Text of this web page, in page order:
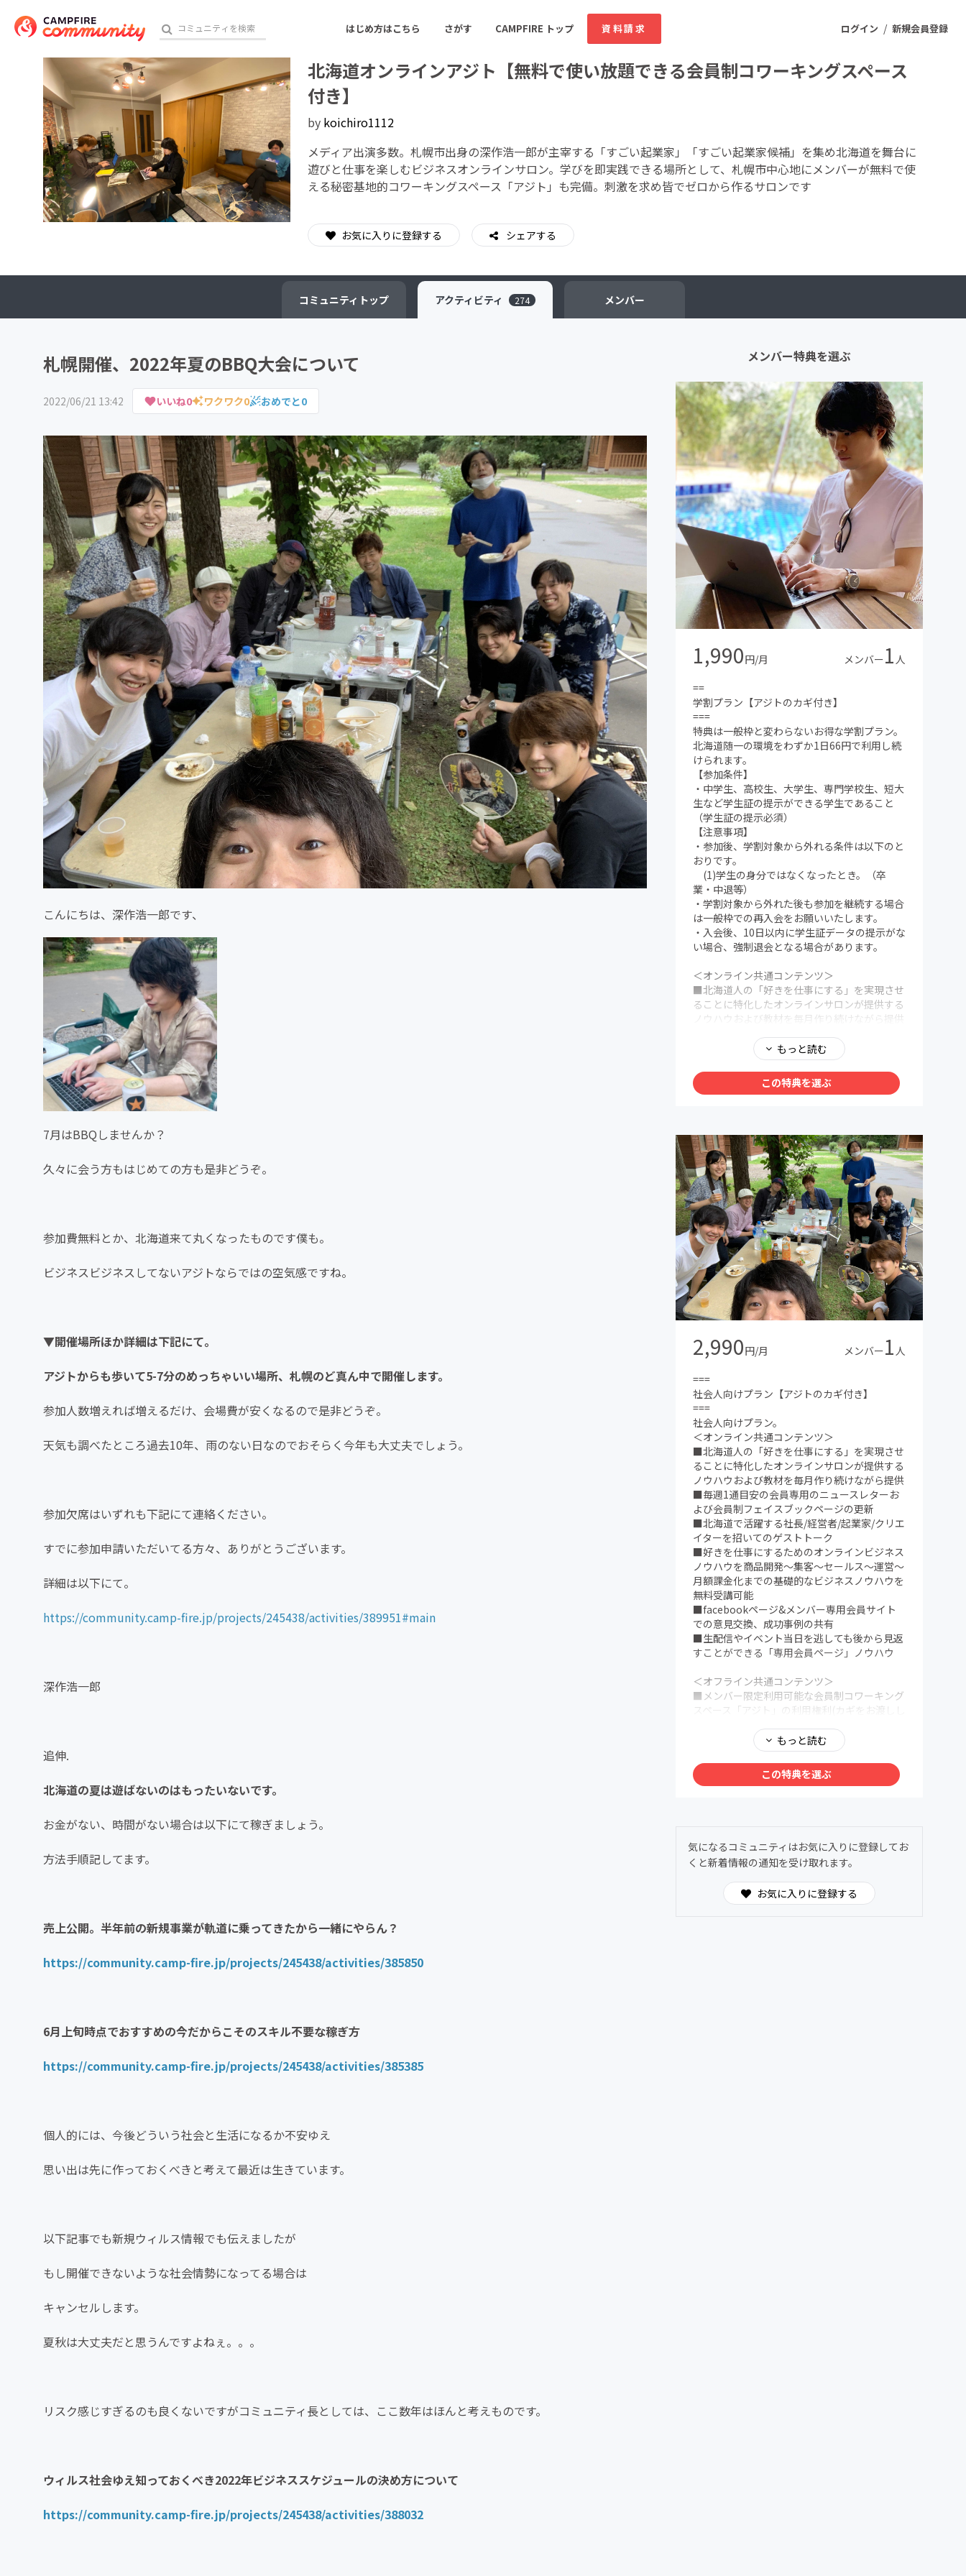
ログイン / 新規会員登録
はじめ方はこちら さがす CAMPFIRE トップ 資料請求
おすすめのコミュニティ
アート・写真 音楽 舞台・パフォーマンス
プロダクト
テクノロジー・ガジェット
書籍・雑誌出版 アニメ・漫画
北海道オンラインアジト【無料で使い放題できる会員制コワーキングスペース
付き】
by koichiro1112
メディア出演多数。札幌市出身の深作浩一郎が主宰する「すごい起業家」「すごい起業家候補」を集め北海道を舞台に
遊びと仕事を楽しむビジネスオンラインサロン。学びを即実践できる場所として、札幌市中心地にメンバーが無料で使
える秘密基地的コワーキングスペース「アジト」も完備。刺激を求め皆でゼロから作るサロンです
お気に入りに登録する シェアする
コミュニティ トップ アクティビティ 274 メンバー
札幌開催、2022年夏のBBQ大会について
2022/06/21 13:42 いいね0 ワクワク0 おめでと0
こんにちは、深作浩一郎です、
7月はBBQしませんか？
久々に会う方もはじめての方も是非どうぞ。
参加費無料とか、北海道来て丸くなったものです僕も。
ビジネスビジネスしてないアジトならではの空気感ですね。
▼開催場所ほか詳細は下記にて。
アジトからも歩いて5-7分のめっちゃいい場所、札幌のど真ん中で開催します。
参加人数増えれば増えるだけ、会場費が安くなるので是非どうぞ。
天気も調べたところ過去10年、雨のない日なのでおそらく今年も大丈夫でしょう。
参加欠席はいずれも下記にて連絡ください。
すでに参加申請いただいてる方々、ありがとうございます。
詳細は以下にて。
https://community.camp-fire.jp/projects/245438/activities/389951#main
深作浩一郎
追伸.
北海道の夏は遊ばないのはもったいないです。
お金がない、時間がない場合は以下にて稼ぎましょう。
方法手順記してます。
売上公開。半年前の新規事業が軌道に乗ってきたから一緒にやらん？
https://community.camp-fire.jp/projects/245438/activities/385850
6月上旬時点でおすすめの今だからこそのスキル不要な稼ぎ方
https://community.camp-fire.jp/projects/245438/activities/385385
個人的には、今後どういう社会と生活になるか不安ゆえ
思い出は先に作っておくべきと考えて最近は生きています。
以下記事でも新規ウィルス情報でも伝えましたが
もし開催できないような社会情勢になってる場合は
キャンセルします。
夏秋は大丈夫だと思うんですよねぇ。。。
リスク感じすぎるのも良くないですがコミュニティ長としては、ここ数年はほんと考えものです。
ウィルス社会ゆえ知っておくべき2022年ビジネススケジュールの決め方について
https://community.camp-fire.jp/projects/245438/activities/388032
メンバー特典を選ぶ
1,990円/月 メンバー1 人
==
学割プラン【アジトのカギ付き】
===
特典は一般枠と変わらないお得な学割プラン。
北海道随一の環境をわずか1日66円で利用し続
けられます。
【参加条件】
・中学生、高校生、大学生、専門学校生、短大
生など学生証の提示ができる学生であること
（学生証の提示必須）
【注意事項】
・参加後、学割対象から外れる条件は以下のと
おりです。
(1)学生の身分ではなくなったとき。（卒
業・中退等）
・学割対象から外れた後も参加を継続する場合
は一般枠での再入会をお願いいたします。
・入会後、10日以内に学生証データの提示がな
い場合、強制退会となる場合があります。
＜オンライン共通コンテンツ＞
■北海道人の「好きを仕事にする」を実現させ
ることに特化したオンラインサロンが提供する
ノウハウおよび教材を毎月作り続けながら提供
よび会員制フェイスブックページの更新
■北海道で活躍する社長/経営者/起業家/クリエ
イターを招いてのゲストトーク
■好きを仕事にするためのオンラインビジネス
無料受講可能
■facebookページ&メンバー専用会員サイト
での意見交換、成功事例の共有
■生配信やイベント当日を逃しても後から見返
すことができる「専用会員ページ」ノウハウ
■メンバー限定利用可能な会員制コワーキング
スペース「アジト」の利用権利(カギをお渡しし
ます)
地下鉄大通駅徒歩5-7分、狸小路7丁目徒歩30
秒の札幌市最強の好立地。
滞在時間無制限、ドリンク飲み放題。考えられ
る限りの新型コロナウィルス対策。本サロンメ
ンバーのみの完全会員制コワーキングスペース
兼カフェゆえに不特定多数の出入りおよび三密
ビジネス教材・海外最先端マーケティング教材
備、もちろん読み放題。
■年3〜4回目安の定例イベント（北海道を代表
するゲストを招いてトーク+懇親会）
■年1回のビジネスと遊びにガチで取り組む合
宿
■札幌および北海道の名店オフ会
■テレビ出演・出版他メディア露出時にイベン
ト参加など随時巻き込み型の企画あり
もっと読む
この特典を選ぶ
2,990円/月 メンバー1 人
===
社会人向けプラン【アジトのカギ付き】
===
社会人向けプラン。
＜オンライン共通コンテンツ＞
■北海道人の「好きを仕事にする」を実現させ
ることに特化したオンラインサロンが提供する
ノウハウおよび教材を毎月作り続けながら提供
■毎週1通目安の会員専用のニュースレターお
よび会員制フェイスブックページの更新
■北海道で活躍する社長/経営者/起業家/クリエ
イターを招いてのゲストトーク
■好きを仕事にするためのオンラインビジネス
ノウハウを商品開発〜集客〜セールス〜運営〜
月額課金化までの基礎的なビジネスノウハウを
無料受講可能
■facebookページ&メンバー専用会員サイト
での意見交換、成功事例の共有
■生配信やイベント当日を逃しても後から見返
すことができる「専用会員ページ」ノウハウ
＜オフライン共通コンテンツ＞
■メンバー限定利用可能な会員制コワーキング
スペース「アジト」の利用権利(カギをお渡しし
地下鉄大通駅徒歩5-7分、狸小路7丁目徒歩30
秒の札幌市最強の好立地。
滞在時間無制限、ドリンク飲み放題。考えられ
る限りの新型コロナウィルス対策。本サロンメ
ビジネス教材・海外最先端マーケティング教材
など大人心をくすぐるコンテンツを豊富に完
備、もちろん読み放題。
■年3〜4回目安の定例イベント（北海道を代表
するゲストを招いてトーク+懇親会）
もっと読む
この特典を選ぶ
気になるコミュニティはお気に入りに登録してお
くと新着情報の通知を受け取れます。
お気に入りに登録する